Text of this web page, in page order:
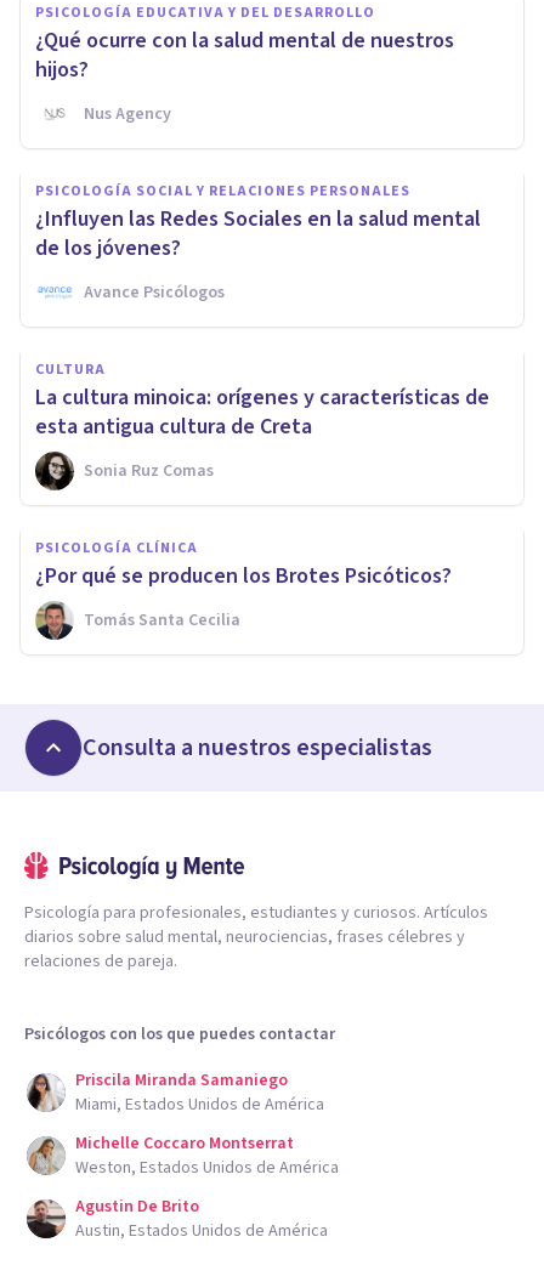
PSICOLOGÍA EDUCATIVA Y DEL DESARROLLO
¿Qué ocurre con la salud mental de nuestros
hijos?
Nus Agency
PSICOLOGÍA SOCIAL Y RELACIONES PERSONALES
¿Influyen las Redes Sociales en la salud mental
de los jóvenes?
Avance Psicólogos
CULTURA
La cultura minoica: orígenes y características de
esta antigua cultura de Creta
Sonia Ruz Comas
PSICOLOGÍA CLÍNICA
¿Por qué se producen los Brotes Psicóticos?
Tomás Santa Cecilia
Consulta a nuestros especialistas
Psicología para profesionales, estudiantes y curiosos. Artículos
diarios sobre salud mental, neurociencias, frases célebres y
relaciones de pareja.
Psicólogos con los que puedes contactar
Priscila Miranda Samaniego
Miami, Estados Unidos de América
Michelle Coccaro Montserrat
Weston, Estados Unidos de América
Agustin De Brito
Austin, Estados Unidos de América